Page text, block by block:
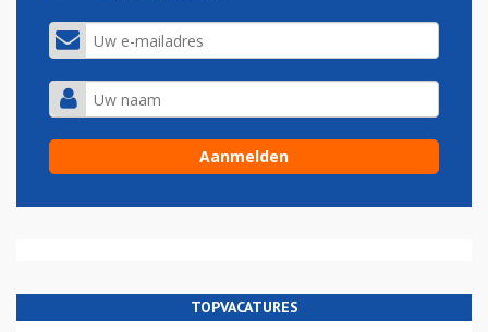
TOPVACATURES